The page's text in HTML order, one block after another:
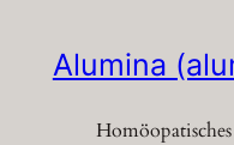
Alumina